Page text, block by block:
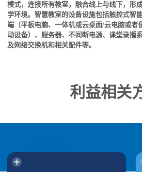
模式，连接所有教室，融合线上与线下，形
学环境。智慧教室的设备设施包括触控式智
端（平板电脑、一体机或云桌面/云电脑或者
动设备）、服务器、不间断电源、课堂录播
及网络交换机和相关配件等。
利益相关